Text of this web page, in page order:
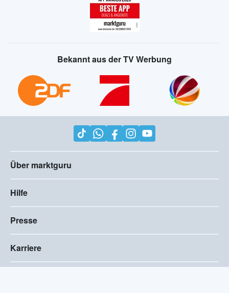
Bekannt aus der TV Werbung
Über marktguru
Hilfe
Presse
Karriere